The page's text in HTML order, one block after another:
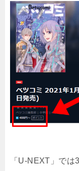
「U-NEXT」で